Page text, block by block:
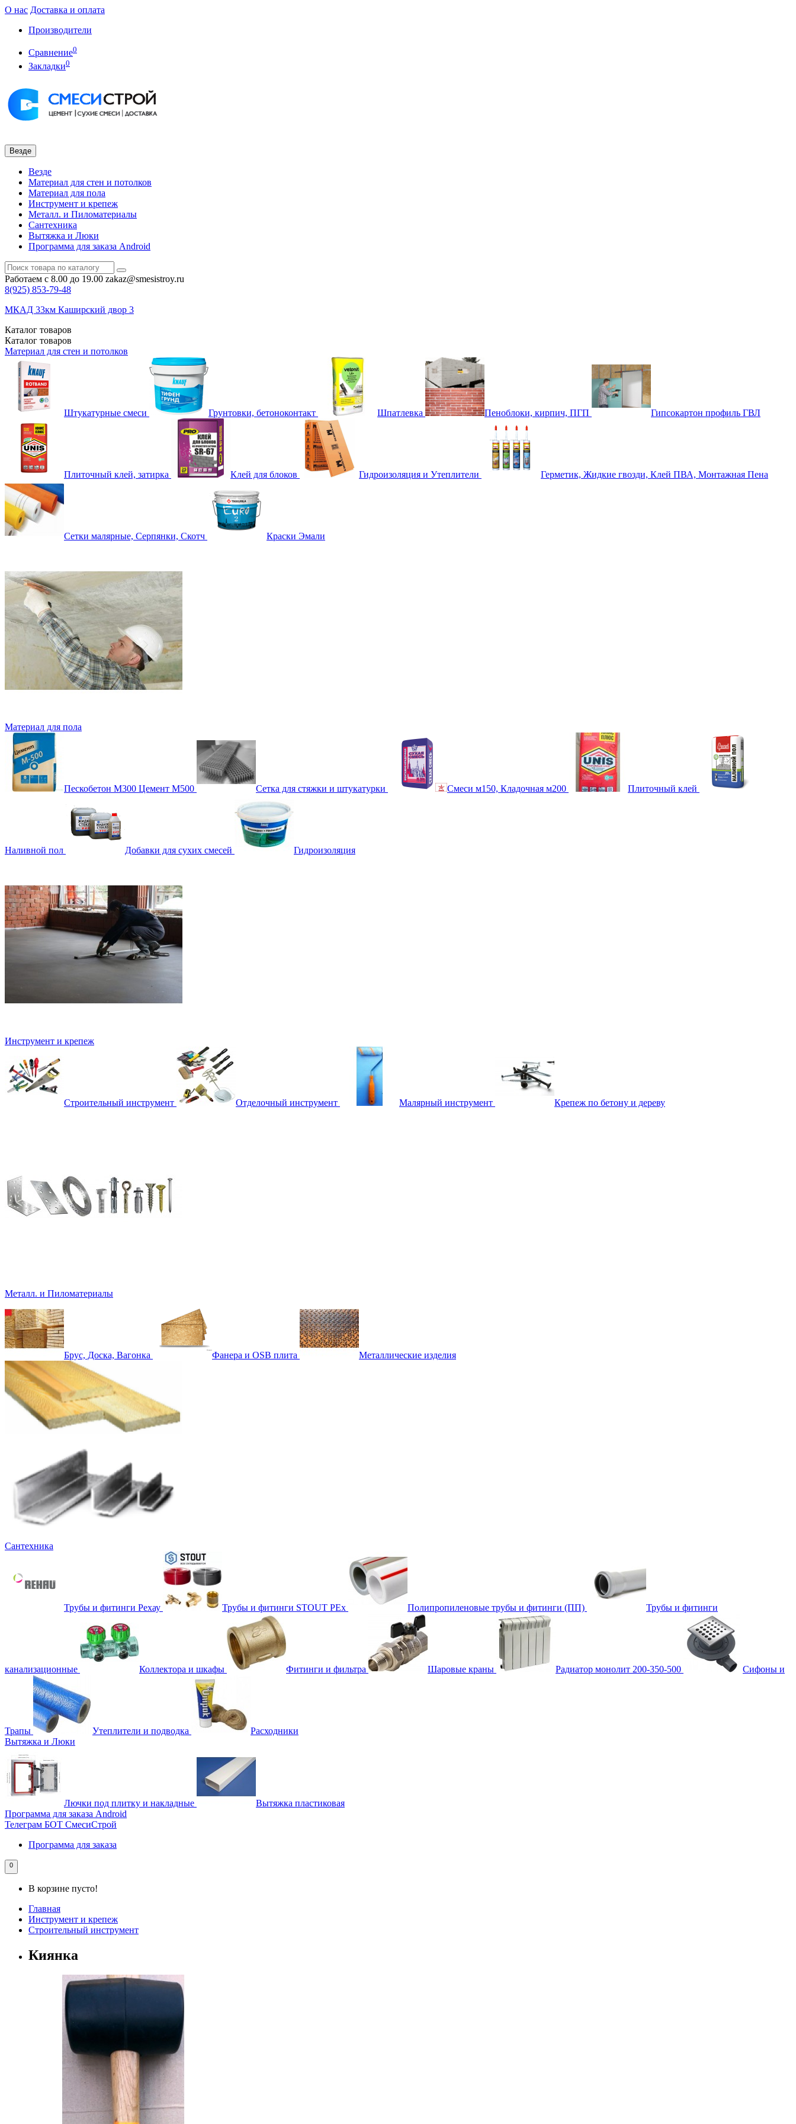
О нас Доставка и оплата
Производители
Сравнение0
Закладки0
Везде
Везде
Материал для стен и потолков
Материал для пола
Инструмент и крепеж
Металл. и Пиломатериалы
Сантехника
Вытяжка и Люки
Программа для заказа Android
Работаем с 8.00 до 19.00 zakaz@smesistroy.ru
8(925) 853-79-48
МКАД 33км Каширский двор 3
Каталог товаров
Каталог товаров
Материал для стен и потолков
Штукатурные смеси Грунтовки, бетоноконтакт Шпатлевка Пеноблоки, кирпич, ПГП Гипсокартон профиль ГВЛ
Плиточный клей, затирка Клей для блоков Гидроизоляция и Утеплители Герметик, Жидкие гвозди, Клей ПВА, Монтажная Пена
Сетки малярные, Серпянки, Скотч Краски Эмали
Материал для пола
Пескобетон М300 Цемент М500 Сетка для стяжки и штукатурки Смеси м150, Кладочная м200 Плиточный клей
Наливной пол Добавки для сухих смесей Гидроизоляция
Инструмент и крепеж
Строительный инструмент Отделочный инструмент Малярный инструмент Крепеж по бетону и дереву
Металл. и Пиломатериалы
Брус, Доска, Вагонка Фанера и OSB плита Металлические изделия
Сантехника
Трубы и фитинги Рехау Трубы и фитинги STOUT PEx Полипропиленовые трубы и фитинги (ПП) Трубы и фитинги
канализационные Коллектора и шкафы Фитинги и фильтра Шаровые краны Радиатор монолит 200-350-500 Сифоны и
Трапы Утеплители и подводка
Расходники
Вытяжка и Люки
Лючки под плитку и накладные
Вытяжка пластиковая
Программа для заказа Android
Телеграм БОТ СмесиСтрой
Программа для заказа
0
В корзине пусто!
Главная
Инструмент и крепеж
Строительный инструмент
Киянка